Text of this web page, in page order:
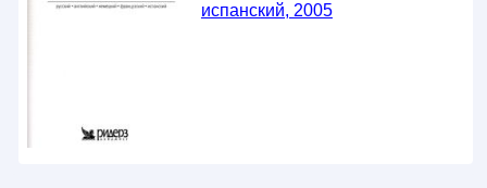
испанский, 2005